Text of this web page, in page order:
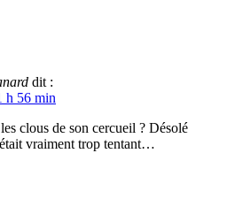
dit :
h 56 min
clous de son cercueil ? Désolé
vraiment trop tentant…